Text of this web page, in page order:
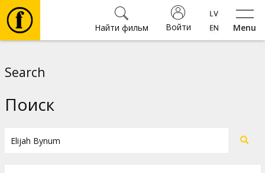
Menu
Войти
Найти фильм
Search
Поиск